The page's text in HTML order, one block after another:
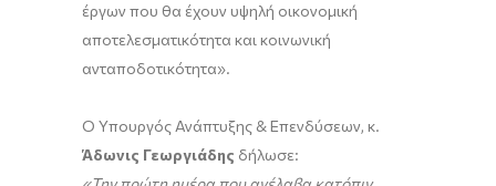
έργων που θα έχουν υψηλή οικονομική
αποτελεσματικότητα και κοινωνική
ανταποδοτικότητα».
Ο Υπουργός Ανάπτυξης & Επενδύσεων, κ.
Άδωνις Γεωργιάδης δήλωσε: